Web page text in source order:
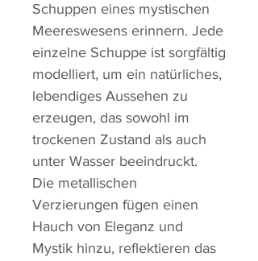
Schuppen eines mystischen
Meereswesens erinnern. Jede
einzelne Schuppe ist sorgfältig
modelliert, um ein natürliches,
lebendiges Aussehen zu
erzeugen, das sowohl im
trockenen Zustand als auch
unter Wasser beeindruckt.
Die metallischen
Verzierungen fügen einen
Hauch von Eleganz und
Mystik hinzu, reflektieren das